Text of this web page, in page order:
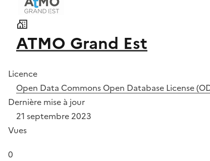
ATMO Grand Est
Licence
Open Data Commons Open Database License
Dernière mise à jour
21 septembre 2023
Vues
0